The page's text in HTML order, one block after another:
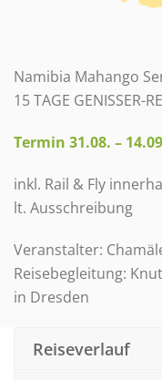
Namibia Mahango
15 TAGE GENISSER-
Termin 31.08. –
inkl. Rail & Fly
lt. Ausschreibung
Veranstalter:
Reisebegleitung:
in Dresden
Reiseverlauf